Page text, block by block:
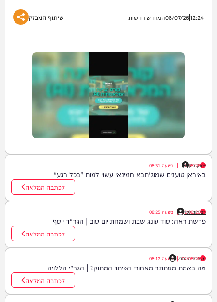
12:24
08/07/26המחדש חדשות שיתוף המבזק
יצחק כהן
07/08/26
| בשעה 08:31
באיראן טוענים שמוג'תבא חמינאי עשוי למות "בכל רגע"
לכתבה המלאה
רבי דוד יוסף
07/08/26
| בשעה 08:25
פרשת ראה: סוד עונג שבת ושמחת יום טוב | הגר"ד יוסף
לכתבה המלאה
מערכת המחדש
07/08/26
| בשעה 08:12
מה באמת מסתתר מאחורי הפיתוי המתוק? | הגר"י הללויה
לכתבה המלאה